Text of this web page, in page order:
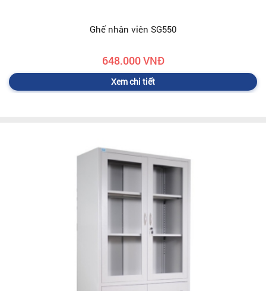
Ghế nhân viên SG550
648.000 VNĐ
Xem chi tiết